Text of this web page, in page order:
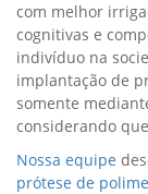
com melhor
cognitivas e
indivíduo na
implantação de
somente
considerando
Nossa equipe
prótese de